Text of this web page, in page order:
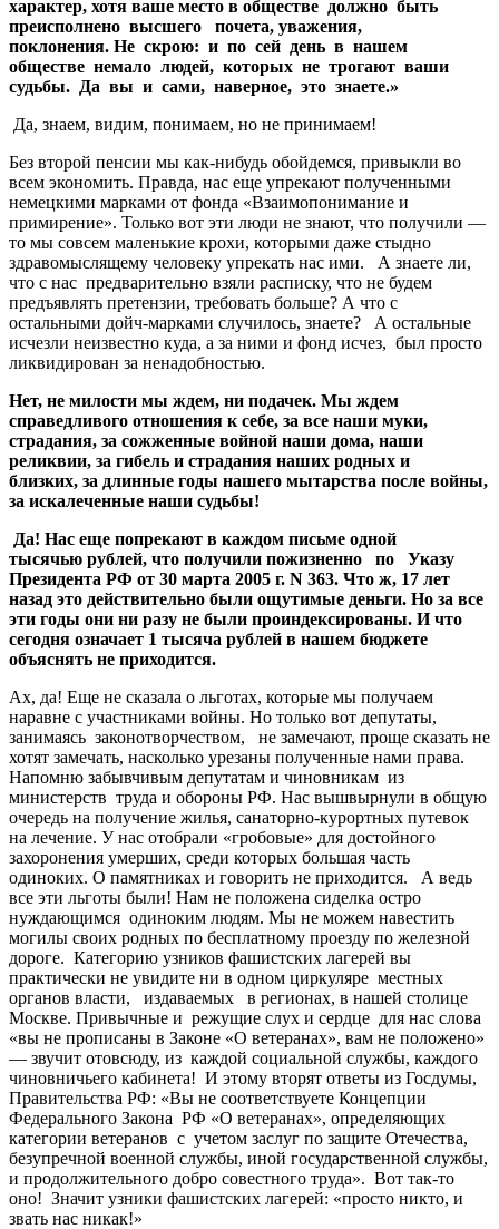
характер, хотя ваше место в обществе должно быть
преисполнено высшего почета, уважения,
поклонения. Не скрою: и по сей день в нашем
обществе немало людей, которых не трогают ваши
судьбы. Да вы и сами, наверное, это знаете.»
Да, знаем, видим, понимаем, но не принимаем!
Без второй пенсии мы как-нибудь обойдемся, привыкли во
всем экономить. Правда, нас еще упрекают полученными
немецкими марками от фонда «Взаимопонимание и
примирение». Только вот эти люди не знают, что получили —
то мы совсем маленькие крохи, которыми даже стыдно
здравомыслящему человеку упрекать нас ими. А знаете ли,
что с нас предварительно взяли расписку, что не будем
предъявлять претензии, требовать больше? А что с
остальными дойч-марками случилось, знаете? А остальные
исчезли неизвестно куда, а за ними и фонд исчез, был просто
ликвидирован за ненадобностью.
Нет, не милости мы ждем, ни подачек. Мы ждем
справедливого отношения к себе, за все наши муки,
страдания, за сожженные войной наши дома, наши
реликвии, за гибель и страдания наших родных и
близких, за длинные годы нашего мытарства после войны,
за искалеченные наши судьбы!
Да! Нас еще попрекают в каждом письме одной
тысячью рублей, что получили пожизненно по Указу
Президента РФ от 30 марта 2005 г. N 363. Что ж, 17 лет
назад это действительно были ощутимые деньги. Но за все
эти годы они ни разу не были проиндексированы. И что
сегодня означает 1 тысяча рублей в нашем бюджете
объяснять не приходится.
Ах, да! Еще не сказала о льготах, которые мы получаем
наравне с участниками войны. Но только вот депутаты,
занимаясь законотворчеством, не замечают, проще сказать не
хотят замечать, насколько урезаны полученные нами права.
Напомню забывчивым депутатам и чиновникам из
министерств труда и обороны РФ. Нас вышвырнули в общую
очередь на получение жилья, санаторно-курортных путевок
на лечение. У нас отобрали «гробовые» для достойного
захоронения умерших, среди которых большая часть
одиноких. О памятниках и говорить не приходится. А ведь
все эти льготы были! Нам не положена сиделка остро
нуждающимся одиноким людям. Мы не можем навестить
могилы своих родных по бесплатному проезду по железной
дороге. Категорию узников фашистских лагерей вы
практически не увидите ни в одном циркуляре местных
органов власти, издаваемых в регионах, в нашей столице
Москве. Привычные и режущие слух и сердце для нас слова
«вы не прописаны в Законе «О ветеранах», вам не положено»
— звучит отовсюду, из каждой социальной службы, каждого
чиновничьего кабинета! И этому вторят ответы из Госдумы,
Правительства РФ: «Вы не соответствуете Концепции
Федерального Закона РФ «О ветеранах», определяющих
категории ветеранов с учетом заслуг по защите Отечества,
безупречной военной службы, иной государственной службы,
и продолжительного добро совестного труда». Вот так-то
оно! Значит узники фашистских лагерей: «просто никто, и
звать нас никак!»